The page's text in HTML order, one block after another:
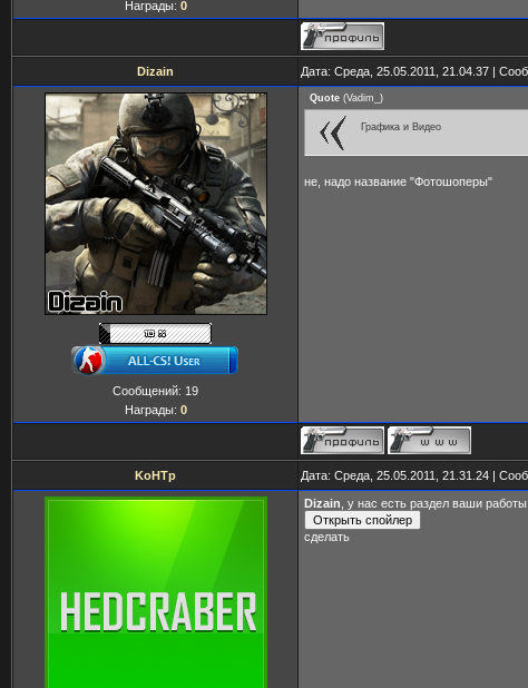
Награды: 0
Dizain Дата: Среда, 25.05.2011, 21.04.37 |
Сообщений: 19
Награды: 0
Quote (Vadim_ )
Графика и Видео
не, надо название "Фотошоперы"
KoHTp Дата: Среда, 25.05.2011, 21.31.24 |
Dizain , у нас есть раздел ваши
сделать